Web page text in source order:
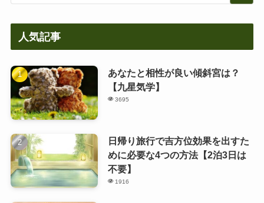
人気記事
あなたと相性が良い傾斜宮は？
【九星気学】
3695
日帰り旅行で吉方位効果を出すた
めに必要な4つの方法【2泊3日は
不要】
1916